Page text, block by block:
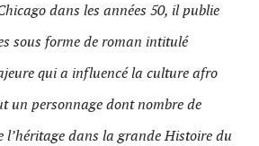
dans les années 50, il publie
sous forme de roman intitulé
qui a influencé la culture afro
un personnage dont nombre de
l’héritage dans la grande Histoire du